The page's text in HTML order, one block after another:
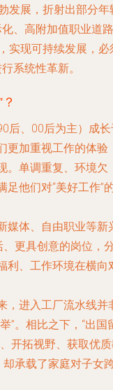
发展，折射出部分年
、高附加值职业道路
实现可持续发展，必
系统性革新。
后、00后为主）成
更加重视工作的体验
。单调重复、环境欠
他们对“美好工作”
媒体、自由职业等新
、更具创意的岗位，
利、工作环境在横向
，进入工厂流水线并
”。相比之下，“出国
开拓视野、获取优
却承载了家庭对子女